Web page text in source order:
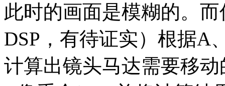
此时的画面是模糊的。
DSP，有待证实）根据A
计算出镜头马达需要移